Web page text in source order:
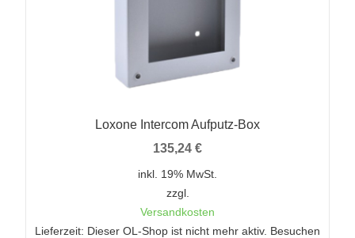
Loxone Intercom Aufputz-Box
135,24 €
inkl. 19% MwSt.
zzgl.
Versandkosten
Lieferzeit: Dieser OL-Shop ist nicht mehr aktiv. Besuchen